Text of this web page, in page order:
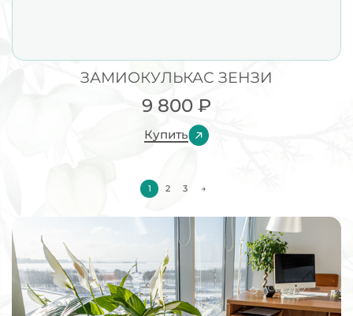
ЗАМИОКУЛЬКАС ЗЕНЗИ
9 800 ₽
Купить
1 2 3 →